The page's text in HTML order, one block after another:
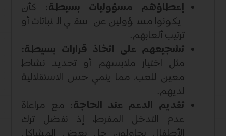
إعطاؤهم مسؤوليات بسيطة: كأن
يكونوا مسؤولين عن سقي النباتات أو
ترتيب ألعابهم.
تشجيعهم على اتخاذ قرارات بسيطة:
مثل اختيار ملابسهم أو تحديد نشاط
معين للعب، مما ينمي حس الاستقلالية
لديهم.
تقديم الدعم عند الحاجة: مع مراعاة
عدم التدخل المفرط، إذ نفضل ترك